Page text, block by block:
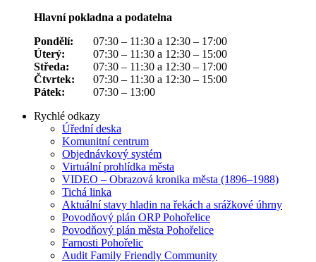
Hlavní pokladna a podatelna
Pondělí:
07:30 – 11:30 a 12:30 – 17:00
Úterý:
07:30 – 11:30 a 12:30 – 15:00
Středa:
07:30 – 11:30 a 12:30 – 17:00
Čtvrtek:
07:30 – 11:30 a 12:30 – 15:00
Pátek:
07:30 – 13:00
Rychlé odkazy
Úřední deska
Komunitní centrum
Objednávkový systém
Virtuální prohlídka města
VIDEO – Obrazová kronika města (1896–1988)
Tichá linka
Aktuální stavy hladin na řekách a srážkové úhrny
Povodňový plán ORP Pohořelice
Povodňový plán města Pohořelice
Farnosti Pohořelic
Audit Family Friendly Community